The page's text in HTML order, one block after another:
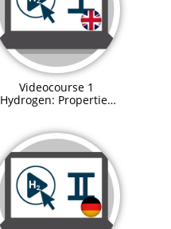
Videocourse 1
Hydrogen: Properties